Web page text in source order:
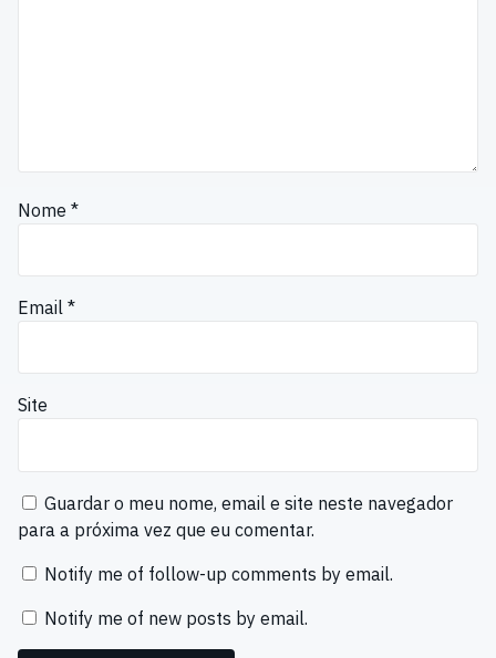
Nome *
Email *
Site
Guardar o meu nome, email e site neste navegador
para a próxima vez que eu comentar.
Notify me of follow-up comments by email.
Notify me of new posts by email.